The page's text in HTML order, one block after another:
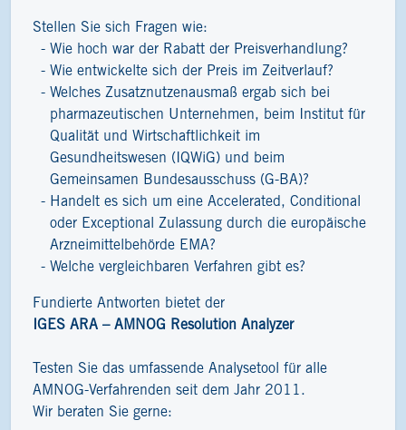
Stellen Sie sich Fragen wie:
Wie hoch war der Rabatt der Preisverhandlung?
Wie entwickelte sich der Preis im Zeitverlauf?
Welches Zusatznutzenausmaß ergab sich bei
pharmazeutischen Unternehmen, beim Institut für
Qualität und Wirtschaftlichkeit im
Gesundheitswesen (IQWiG) und beim
Gemeinsamen Bundesausschuss (G-BA)?
Handelt es sich um eine Accelerated, Conditional
oder Exceptional Zulassung durch die europäische
Arzneimittelbehörde EMA?
Welche vergleichbaren Verfahren gibt es?
Fundierte Antworten bietet der
IGES ARA – AMNOG Resolution Analyzer
Testen Sie das umfassende Analysetool für alle
AMNOG-Verfahrenden seit dem Jahr 2011.
Wir beraten Sie gerne: